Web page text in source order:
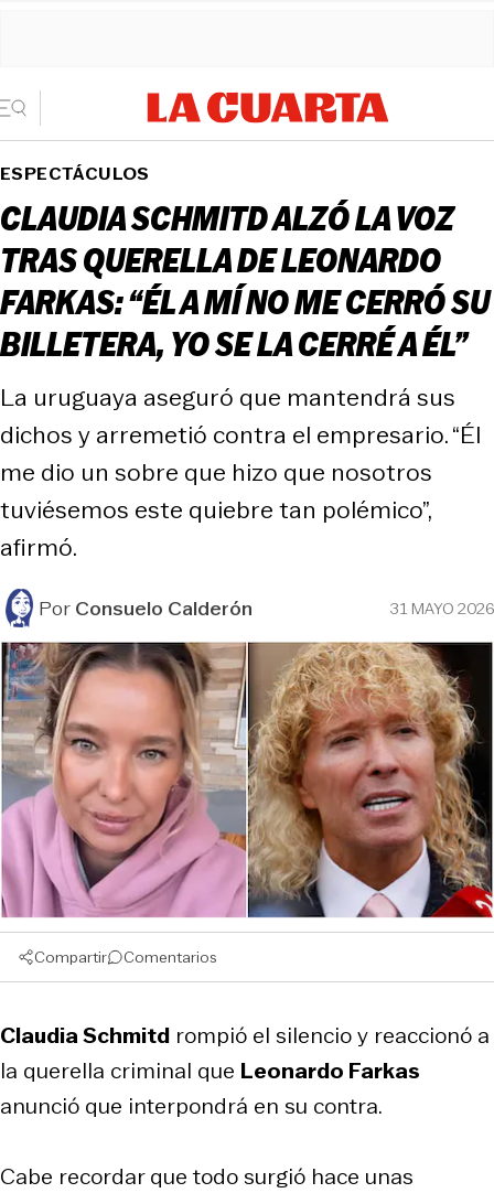
ESPECTÁCULOS
CLAUDIA SCHMITD ALZÓ LA VOZ
TRAS QUERELLA DE LEONARDO
FARKAS: “ÉL A MÍ NO ME CERRÓ SU
BILLETERA, YO SE LA CERRÉ A ÉL”
La uruguaya aseguró que mantendrá sus
dichos y arremetió contra el empresario. “Él
me dio un sobre que hizo que nosotros
tuviésemos este quiebre tan polémico”,
afirmó.
PorConsuelo Calderón 31 MAYO 2026
Compartir Comentarios
Claudia Schmitd rompió el silencio y reaccionó a
la querella criminal que Leonardo Farkas
anunció que interpondrá en su contra.
Cabe recordar que todo surgió hace unas